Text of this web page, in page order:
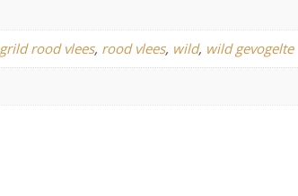
rood vlees, rood vlees, wild, wild gevogelte